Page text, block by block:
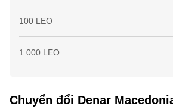
100 LEO
1.000 LEO
Chuyển đổi Denar